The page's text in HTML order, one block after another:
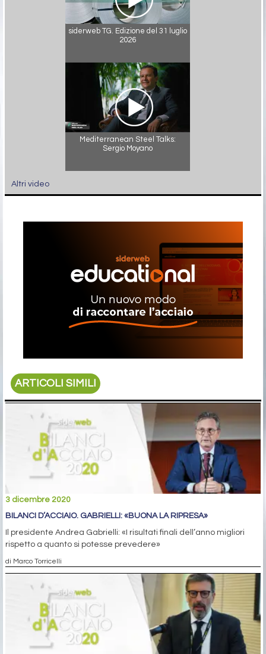
siderweb TG. Edizione del 31 luglio
2026
Mediterranean Steel Talks:
Sergio Moyano
Altri video
ARTICOLI SIMILI
3 dicembre 2020
BILANCI D’ACCIAIO. GABRIELLI: «BUONA LA RIPRESA»
Il presidente Andrea Gabrielli: «I risultati finali dell’anno migliori
rispetto a quanto si potesse prevedere»
di Marco Torricelli